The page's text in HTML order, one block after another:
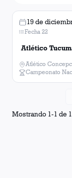
19 de
Fecha 22
Atlético
Atlético
Campeonato
Mostrando 1-1 de 1